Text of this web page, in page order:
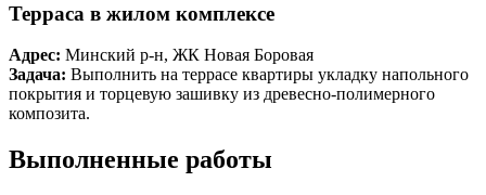
Терраса в жилом комплексе
Адрес: Минский р-н, ЖК Новая Боровая
Задача: Выполнить на террасе квартиры укладку напольного
покрытия и торцевую зашивку из древесно-полимерного
композита.
Выполненные работы